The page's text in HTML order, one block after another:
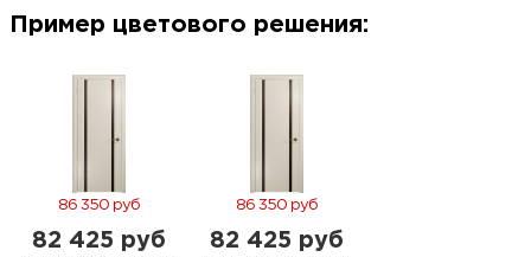
Пример цветового решения:
86 350 руб
82 425 руб
86 350 руб
82 425 руб